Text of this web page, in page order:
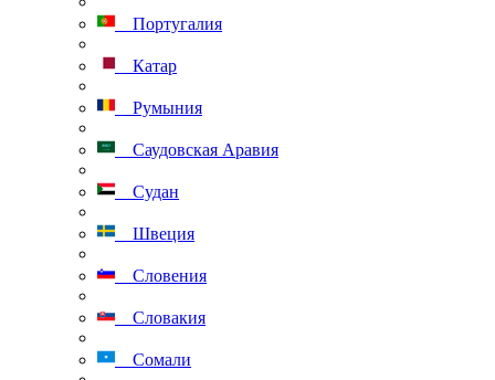
Португалия
Катар
Румыния
Саудовская Аравия
Судан
Швеция
Словения
Словакия
Сомали